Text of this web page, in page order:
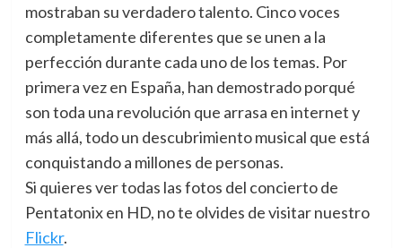
mostraban su verdadero talento. Cinco voces
completamente diferentes que se unen a la
perfección durante cada uno de los temas. Por
primera vez en España, han demostrado porqué
son toda una revolución que arrasa en internet y
más allá, todo un descubrimiento musical que está
conquistando a millones de personas.
Si quieres ver todas las fotos del concierto de
Pentatonix en HD, no te olvides de visitar nuestro
Flickr.